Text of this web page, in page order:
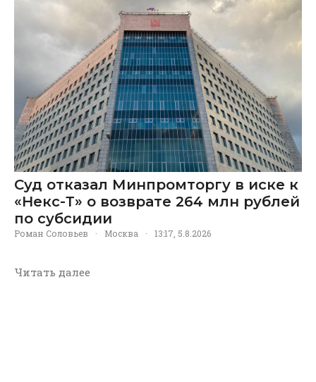
Суд отказал Минпромторгу в иске к
«Некс-Т» о возврате 264 млн рублей
по субсидии
Роман Соловьев · Москва · 13:17, 5.8.2026
Читать далее